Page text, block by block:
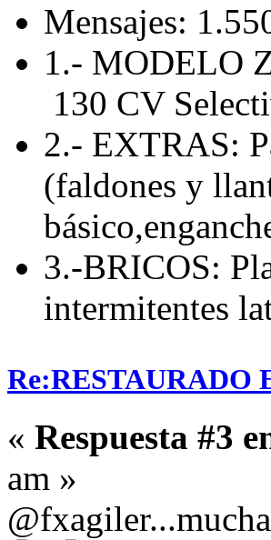
Mensajes:
1.- MODELO
130 CV
2.- EXTRAS:
(faldones y
3.-BRICOS:
intermitentes
Re:RESTAURADO
« Respuesta #3
am »